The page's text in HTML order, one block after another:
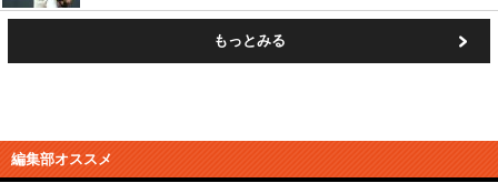
もっとみる
編集部オススメ